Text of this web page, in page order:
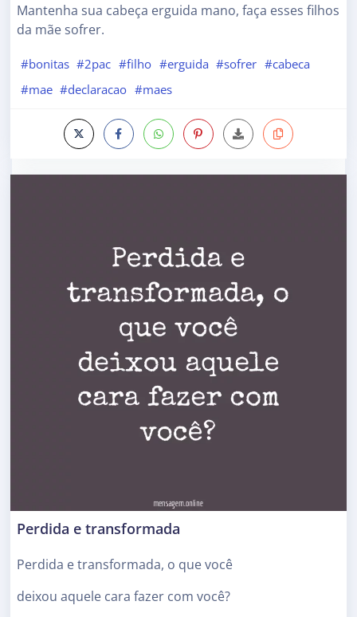
Mantenha sua cabeça erguida mano, faça esses filhos
da mãe sofrer.
#bonitas #2pac #filho #erguida #sofrer #cabeca
#mae #declaracao #maes
Perdida e transformada
Perdida e transformada, o que você
deixou aquele cara fazer com você?